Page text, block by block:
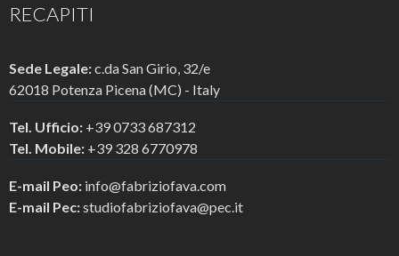
RECAPITI
Sede Legale:c.da San Girio, 32/e
62018 Potenza Picena (MC) - Italy
Tel. Ufficio: +39 0733 687312
Tel. Mobile: +39 328 6770978
E-mail Peo: info@fabriziofava.com
E-mail Pec:studiofabriziofava@pec.it